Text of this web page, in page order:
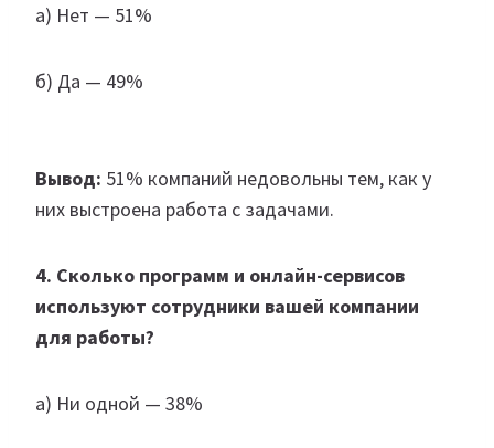
а) Нет — 51%
б) Да — 49%
Вывод: 51% компаний недовольны тем, как у
них выстроена работа с задачами.
4. Сколько программ и онлайн-сервисов
используют сотрудники вашей компании
для работы?
а) Ни одной — 38%